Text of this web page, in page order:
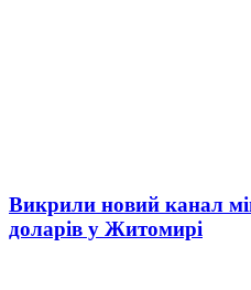
Викрили новий канал
доларів у Житомирі